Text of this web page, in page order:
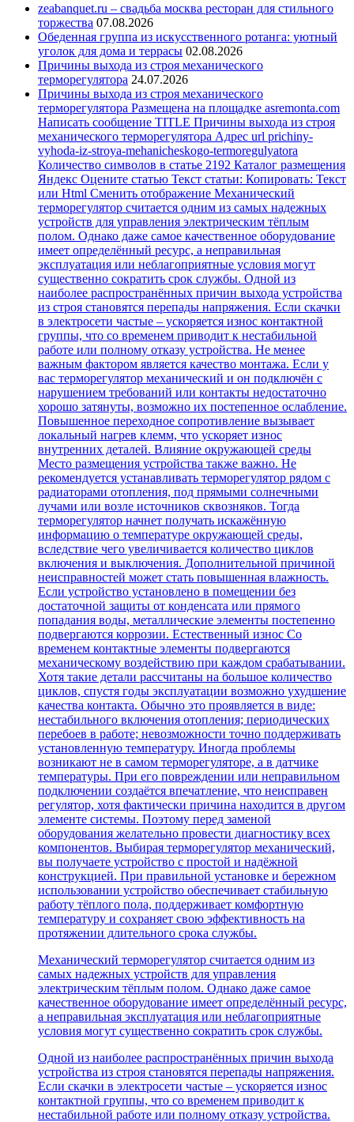
zeabanquet.ru – свадьба москва ресторан для стильного
торжества 07.08.2026
Обеденная группа из искусственного ротанга: уютный
уголок для дома и террасы 02.08.2026
Причины выхода из строя механического
терморегулятора 24.07.2026
Причины выхода из строя механического
терморегулятора Размещена на площадке asremonta.com
Написать сообщение TITLE Причины выхода из строя
механического терморегулятора Адрес url prichiny-
vyhoda-iz-stroya-mehanicheskogo-termoregulyatora
Количество символов в статье 2192 Каталог размещения
Яндекс Оцените статью Текст статьи: Копировать: Текст
или Html Cменить отображение Механический
терморегулятор считается одним из самых надежных
устройств для управления электрическим тёплым
полом. Однако даже самое качественное оборудование
имеет определённый ресурс, а неправильная
эксплуатация или неблагоприятные условия могут
существенно сократить срок службы. Одной из
наиболее распространённых причин выхода устройства
из строя становятся перепады напряжения. Если скачки
в электросети частые – ускоряется износ контактной
группы, что со временем приводит к нестабильной
работе или полному отказу устройства. Не менее
важным фактором является качество монтажа. Если у
вас терморегулятор механический и он подключён с
нарушением требований или контакты недостаточно
хорошо затянуты, возможно их постепенное ослабление.
Повышенное переходное сопротивление вызывает
локальный нагрев клемм, что ускоряет износ
внутренних деталей. Влияние окружающей среды
Место размещения устройства также важно. Не
рекомендуется устанавливать терморегулятор рядом с
радиаторами отопления, под прямыми солнечными
лучами или возле источников сквозняков. Тогда
терморегулятор начнет получать искажённую
информацию о температуре окружающей среды,
вследствие чего увеличивается количество циклов
включения и выключения. Дополнительной причиной
неисправностей может стать повышенная влажность.
Если устройство установлено в помещении без
достаточной защиты от конденсата или прямого
попадания воды, металлические элементы постепенно
подвергаются коррозии. Естественный износ Со
временем контактные элементы подвергаются
механическому воздействию при каждом срабатывании.
Хотя такие детали рассчитаны на большое количество
циклов, спустя годы эксплуатации возможно ухудшение
качества контакта. Обычно это проявляется в виде:
нестабильного включения отопления; периодических
перебоев в работе; невозможности точно поддерживать
установленную температуру. Иногда проблемы
возникают не в самом терморегуляторе, а в датчике
температуры. При его повреждении или неправильном
подключении создаётся впечатление, что неисправен
регулятор, хотя фактически причина находится в другом
элементе системы. Поэтому перед заменой
оборудования желательно провести диагностику всех
компонентов. Выбирая терморегулятор механический,
вы получаете устройство с простой и надёжной
конструкцией. При правильной установке и бережном
использовании устройство обеспечивает стабильную
работу тёплого пола, поддерживает комфортную
температуру и сохраняет свою эффективность на
протяжении длительного срока службы.
Механический терморегулятор считается одним из
самых надежных устройств для управления
электрическим тёплым полом. Однако даже самое
качественное оборудование имеет определённый ресурс,
а неправильная эксплуатация или неблагоприятные
условия могут существенно сократить срок службы.
Одной из наиболее распространённых причин выхода
устройства из строя становятся перепады напряжения.
Если скачки в электросети частые – ускоряется износ
контактной группы, что со временем приводит к
нестабильной работе или полному отказу устройства.